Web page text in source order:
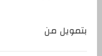
بتمويل من